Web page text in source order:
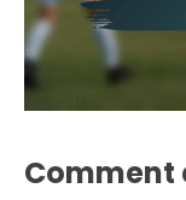
Comment